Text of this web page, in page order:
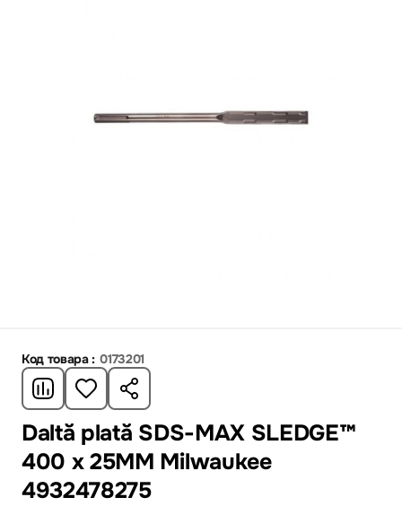
Код товара : 0173201
Daltă plată SDS-MAX SLEDGE™
400 x 25MM Milwaukee
4932478275